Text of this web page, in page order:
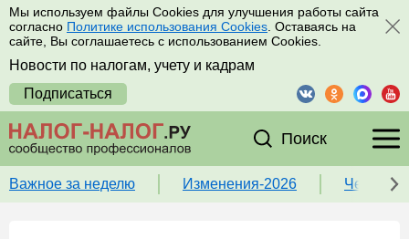
Мы используем файлы Cookies для улучшения работы сайта
согласно Политике использования Cookies . Оставаясь на
сайте, Вы соглашаетесь с использованием Cookies.
Новости по налогам, учету и кадрам
Подписаться
Поиск
Важное за неделю Изменения-2026 Чек-